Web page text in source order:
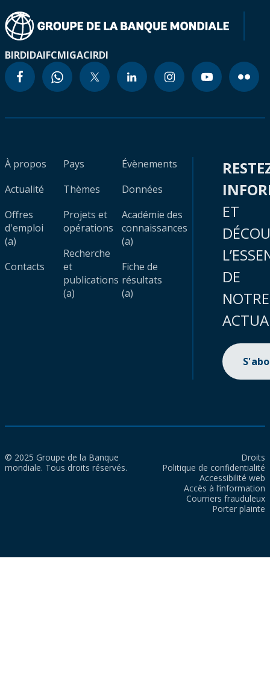
BIRDIDAIFCMIGACIRDI
À propos
Actualité
Offres
d'emploi
(a)
Contacts
Pays
Thèmes
Projets et
opérations
Recherche
et
publications
(a)
Évènements
Données
Académie des
connaissances
(a)
Fiche de
résultats
(a)
ET
DE
NOTRE
© 2025 Groupe de la Banque
mondiale. Tous droits réservés.
Droits
Politique de confidentialité
Accessibilité web
Accès à l’information
Courriers frauduleux
Porter plainte